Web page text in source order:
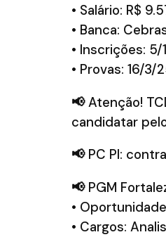
• Salário: R$
• Banca:
• Inscrições: 5/
• Provas: 16/3/
📢Atenção!
candidatar
📢PC PI:
📢PGM
•
• Cargos: